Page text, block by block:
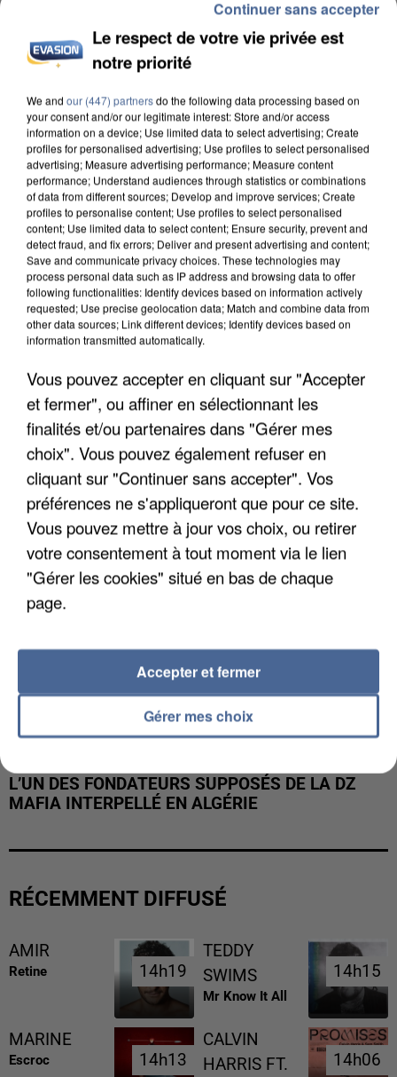
INCENDIES : L’ÎLE-DE-FRANCE LANCE UN ÉLAN
DE SOLIDARITÉ AVEC LES...
APRÈS TOUTES CES CANICULES, LES REFUGES
DE FAUNE SAUVAGE SONT...
L’UN DES FONDATEURS SUPPOSÉS DE LA DZ
MAFIA INTERPELLÉ EN ALGÉRIE
RÉCEMMENT DIFFUSÉ
AMIR
Retine 14h19
14h19
TEDDY
SWIMS
Mr Know It All
14h15
14h15
MARINE
Escroc 14h13
14h13
CALVIN
HARRIS FT.
14h06
14h06
Le respect de votre vie privée est
notre priorité
We and our (447) partnersdo the following data processing based on
your consent and/or our legitimate interest: Store and/or access
information on a device; Use limited data to select advertising; Create
profiles for personalised advertising; Use profiles to select personalised
advertising; Measure advertising performance; Measure content
performance; Understand audiences through statistics or combinations
of data from different sources; Develop and improve services; Create
profiles to personalise content; Use profiles to select personalised
content; Use limited data to select content; Ensure security, prevent and
detect fraud, and fix errors; Deliver and present advertising and content;
Save and communicate privacy choices. These technologies may
process personal data such as IP address and browsing data to offer
following functionalities: Identify devices based on information actively
requested; Use precise geolocation data; Match and combine data from
other data sources; Link different devices; Identify devices based on
information transmitted automatically.
Vous pouvez accepter en cliquant sur "Accepter
et fermer", ou affiner en sélectionnant les
finalités et/ou partenaires dans "Gérer mes
choix". Vous pouvez également refuser en
cliquant sur "Continuer sans accepter". Vos
préférences ne s'appliqueront que pour ce site.
Vous pouvez mettre à jour vos choix, ou retirer
votre consentement à tout moment via le lien
"Gérer les cookies" situé en bas de chaque
page.
Gérer mes choix
Accepter et fermer
Continuer sans accepter